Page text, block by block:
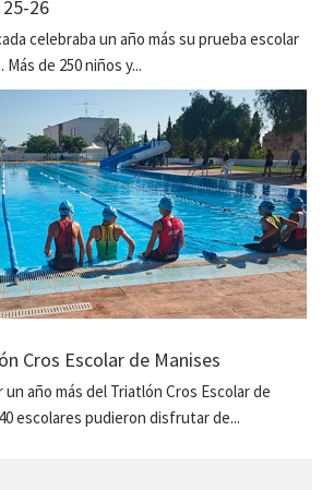
26
celebraba un año más su prueba escolar
de 250 niños y...
Cros Escolar de Manises
año más del Triatlón Cros Escolar de
escolares pudieron disfrutar de...